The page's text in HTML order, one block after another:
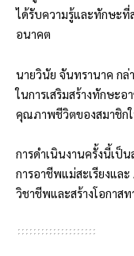
ได้รับความรู้และทักษะที่
อนาคต
นายวินัย จันทรานาค กล่
ในการเสริมสร้างทักษะ
คุณภาพชีวิตของสมาชิกใ
การดำเนินงานครั้งนี้เป็
การอาชีพแม่สะเรียงแล
วิชาชีพและสร้างโอกาส